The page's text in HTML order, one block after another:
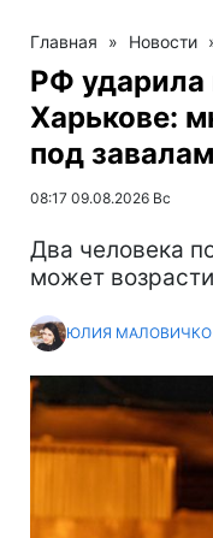
Главная » Новости
РФ ударила
Харькове:
под
08:17 09.08.2026 Вс
Два человека
может возрасти
ЮЛИЯ МАЛОВИЧКО